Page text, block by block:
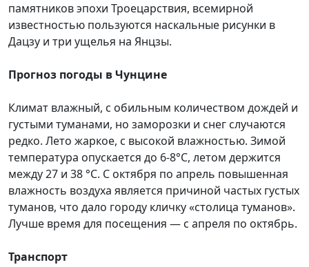
памятников эпохи Троецарствия, всемирной
известностью пользуются наскальные рисунки в
Дацзу и три ущелья на Янцзы.
Прогноз погоды в Чунцине
Климат влажный, с обильным количеством дождей и
густыми туманами, но заморозки и снег случаются
редко. Лето жаркое, с высокой влажностью. Зимой
температура опускается до 6-8°С, летом держится
между 27 и 38 °C. С октября по апрель повышенная
влажность воздуха является причиной частых густых
туманов, что дало городу кличку «столица туманов».
Лучше время для посещения — с апреля по октябрь.
Транспорт